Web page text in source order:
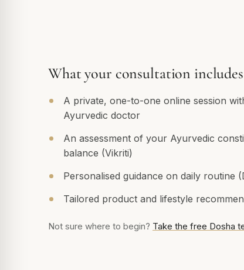
What your consultation includes
A private, one-to-one online session
Ayurvedic doctor
An assessment of your Ayurvedic
balance (Vikriti)
Personalised guidance on daily routine
Tailored product and lifestyle
Not sure where to begin? Take the free Dosha